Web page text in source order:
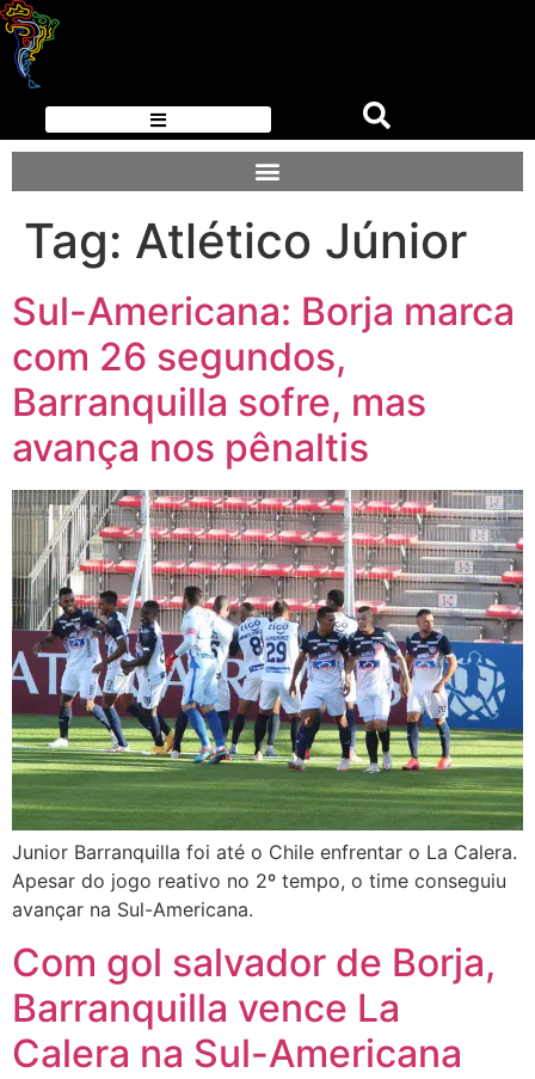
Tag: Atlético Júnior
Sul-Americana: Borja marca
com 26 segundos,
Barranquilla sofre, mas
avança nos pênaltis
Junior Barranquilla foi até o Chile enfrentar o La Calera.
Apesar do jogo reativo no 2º tempo, o time conseguiu
avançar na Sul-Americana.
Com gol salvador de Borja,
Barranquilla vence La
Calera na Sul-Americana